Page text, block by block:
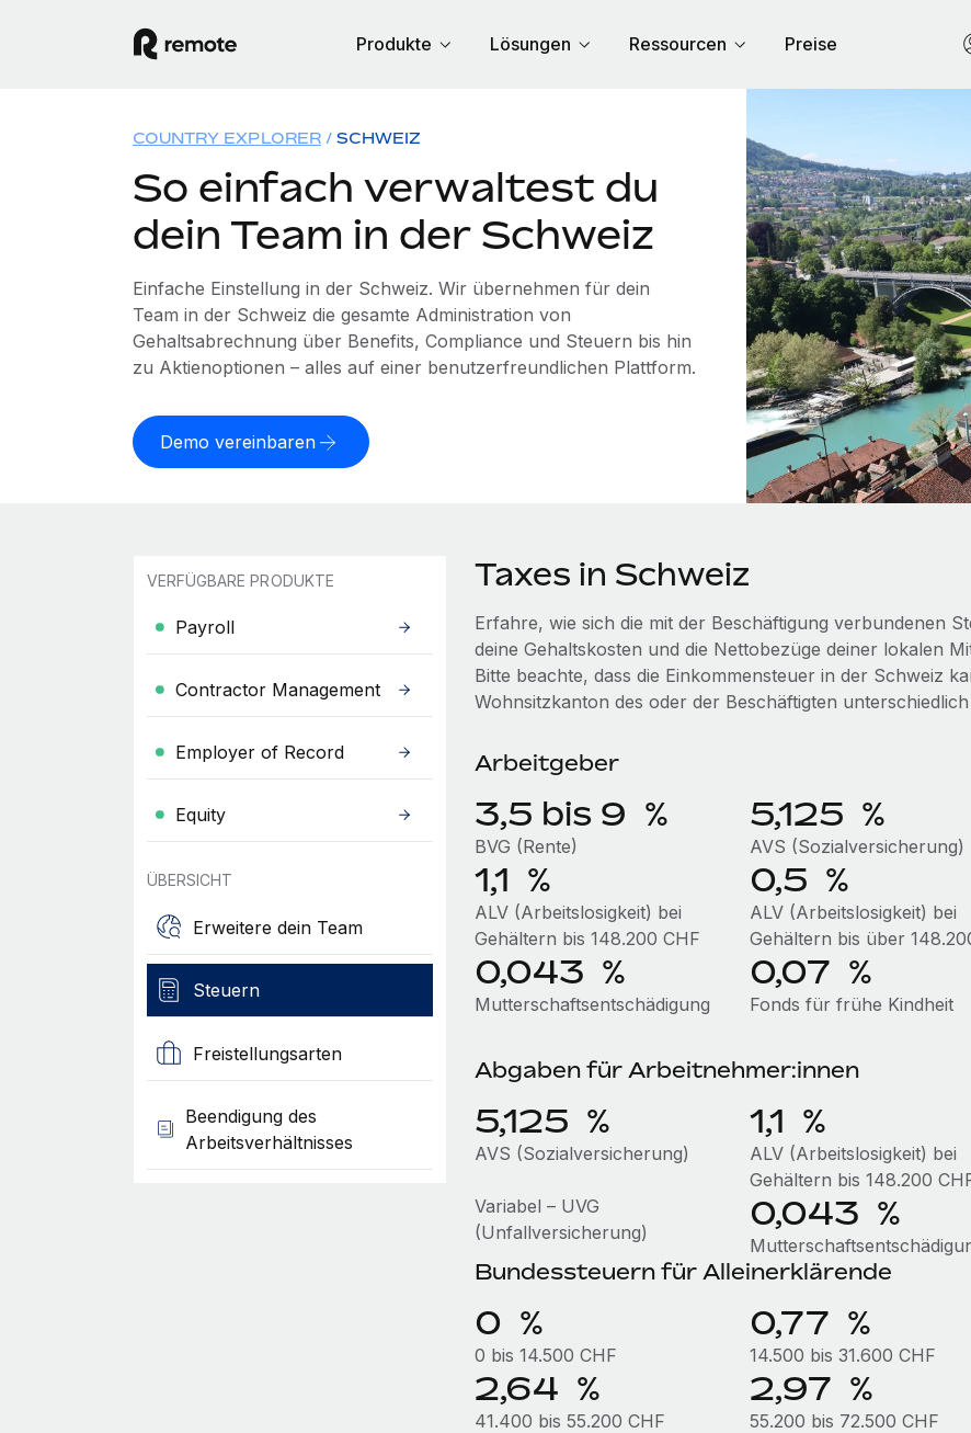
Produkte Lösungen Ressourcen Preise
COUNTRY EXPLORER SCHWEIZ
So einfach verwaltest du
dein Team in der Schweiz
Einfache Einstellung in der Schweiz. Wir übernehmen für dein
Team in der Schweiz die gesamte Administration von
Gehaltsabrechnung über Benefits, Compliance und Steuern bis hin
zu Aktienoptionen – alles auf einer benutzerfreundlichen Plattform.
Demo vereinbaren
VERFÜGBARE PRODUKTE
Payroll
Contractor Management
Employer of Record
Equity
ÜBERSICHT
Erweitere dein Team
Steuern
Freistellungsarten
Beendigung des
Arbeitsverhältnisses
Taxes in Schweiz
Erfahre, wie sich die mit der Beschäftigung verbundenen
deine Gehaltskosten und die Nettobezüge deiner lokalen
Bitte beachte, dass die Einkommensteuer in der Schweiz
Wohnsitzkanton des oder der Beschäftigten
Arbeitgeber
3,5 bis 9 %
BVG (Rente)
5,125 %
AVS (Sozialversicherung)
1,1 %
ALV (Arbeitslosigkeit) bei
Gehältern bis 148.200 CHF
0,5 %
ALV (Arbeitslosigkeit) bei
Gehältern bis über
0,043 %
Mutterschaftsentschädigung
0,07 %
Fonds für frühe Kindheit
Abgaben für Arbeitnehmer:innen
5,125 %
AVS (Sozialversicherung)
1,1 %
ALV (Arbeitslosigkeit) bei
Gehältern bis 148.200
Variabel – UVG
(Unfallversicherung)
0,043 %
Bundessteuern für Alleinerklärende
0 %
0 bis 14.500 CHF
0,77 %
14.500 bis 31.600 CHF
2,64 %
41.400 bis 55.200 CHF
2,97 %
55.200 bis 72.500 CHF